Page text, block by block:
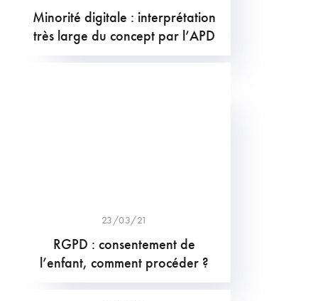
Minorité digitale : interprétation
très large du concept par l’APD
23/03/21
RGPD : consentement de
l’enfant, comment procéder ?